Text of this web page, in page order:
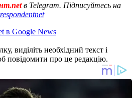
в Telegram. Підписуйтесь на
в Google News
виділіть необхідний текст і
повідомити про це редакцію.